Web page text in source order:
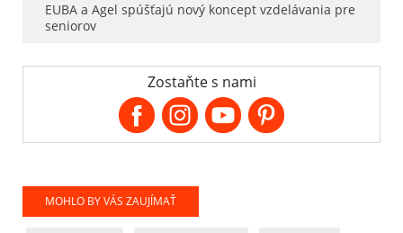
EUBA a Agel spúšťajú nový koncept vzdelávania pre
seniorov
Zostaňte s nami
MOHLO BY VÁS ZAUJÍMAŤ